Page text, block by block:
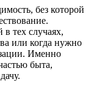
без которой
тех случаях,
или когда нужно
Именно
быта,